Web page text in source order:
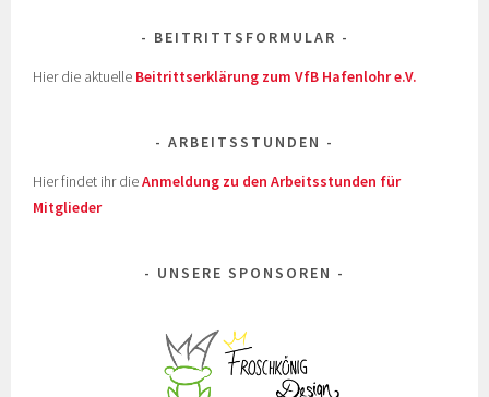
BEITRITTSFORMULAR
Hier die aktuelle Beitrittserklärung zum VfB Hafenlohr e.V.
ARBEITSSTUNDEN
Hier findet ihr dieAnmeldung zu den Arbeitsstunden für
Mitglieder
UNSERE SPONSOREN